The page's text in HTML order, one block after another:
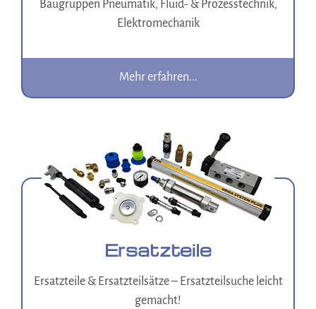
Baugruppen Pneumatik, Fluid- & Prozesstechnik,
Elektromechanik
Mehr erfahren...
Ersatzteile
Ersatzteile & Ersatzteilsätze – Ersatzteilsuche leicht
gemacht!